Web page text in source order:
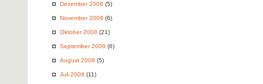
Dezember 2008 (5)
November 2008 (6)
Oktober 2008 (21)
September 2008 (6)
August 2008 (5)
Juli 2008 (11)